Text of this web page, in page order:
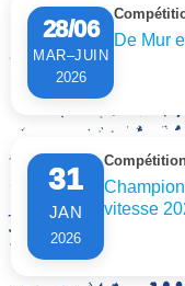
28/06
MAR–JUIN
2026
De Mur
31
JAN
2026
vitesse